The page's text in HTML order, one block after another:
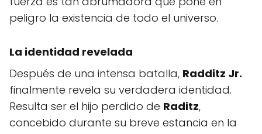
peligro la existencia de todo el universo.
La identidad revelada
Después de una intensa batalla, Radditz Jr.
finalmente revela su verdadera identidad.
Resulta ser el hijo perdido de Raditz,
concebido durante su breve estancia en la